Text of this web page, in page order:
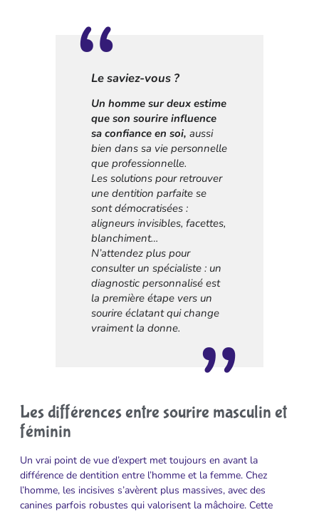
Le saviez-vous ?
Un homme sur deux estime
que son sourire influence
sa confiance en soi, aussi
bien dans sa vie personnelle
que professionnelle.
Les solutions pour retrouver
une dentition parfaite se
sont démocratisées :
aligneurs invisibles, facettes,
blanchiment…
N’attendez plus pour
consulter un spécialiste : un
diagnostic personnalisé est
la première étape vers un
sourire éclatant qui change
vraiment la donne.
Les différences entre sourire masculin et
féminin
Un vrai point de vue d’expert met toujours en avant la
différence de dentition entre l’homme et la femme. Chez
l’homme, les incisives s’avèrent plus massives, avec des
canines parfois robustes qui valorisent la mâchoire. Cette